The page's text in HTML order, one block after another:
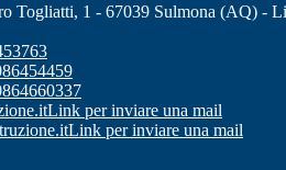
Togliatti, 1 - 67039 Sulmona (AQ) -
Link per inviare una mail
Link per inviare una mail